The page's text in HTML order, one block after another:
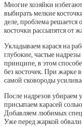
Многие хозяйки
выбирать мелкие
деле, проблема решается
косточки рассыпятся от
Укладываем карася на
глубокие, частые
принципе, в этом
без косточек. При жарке
самой сковороды
После надрезов убираем
присыпаем карасей
Добавляем любимых
Уже перед жаркой